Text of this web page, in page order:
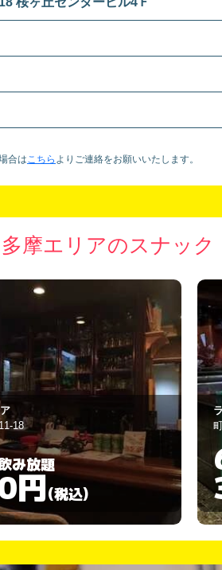
合はこちら より ご連絡をお願いいたします。
摩エリアのスナック
16
み放題
円(税込)